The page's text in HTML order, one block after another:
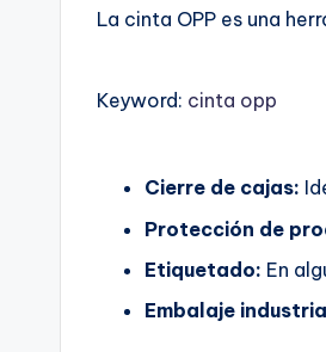
La cinta OPP es una
Keyword: cinta opp
Cierre de cajas:
Protección de
Etiquetado: En
Embalaje